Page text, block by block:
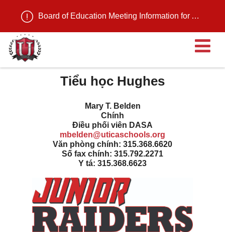
Board of Education Meeting Information for August 11, 2026
Tiểu học Hughes
Mary T. Belden
Chính
Điều phối viên DASA
mbelden@uticaschools.org
Văn phòng chính: 315.368.6620
Số fax chính: 315.792.2271
Y tá: 315.368.6623